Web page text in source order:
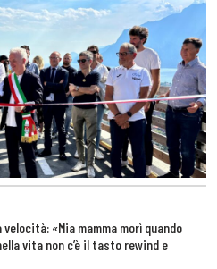
«Mia mamma morì quando
vita non c’è il tasto rewind e